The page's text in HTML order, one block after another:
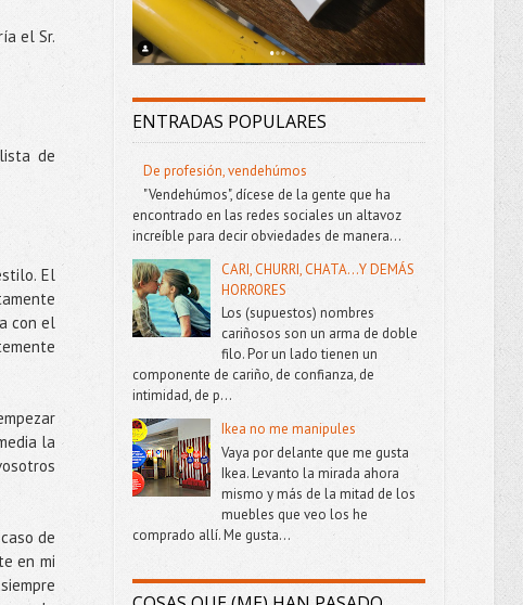
el Sr.
de
El
con el
la
de
en mi
ENTRADAS POPULARES
De profesión, vendehúmos
"Vendehúmos", dícese de la gente que ha
encontrado en las redes sociales un altavoz
increíble para decir obviedades de manera...
CARI, CHURRI, CHATA...Y DEMÁS
HORRORES
Los (supuestos) nombres
cariñosos son un arma de doble
filo. Por un lado tienen un
componente de cariño, de confianza, de
intimidad, de p...
Ikea no me manipules
Vaya por delante que me gusta
Ikea. Levanto la mirada ahora
mismo y más de la mitad de los
muebles que veo los he
comprado allí. Me gusta...